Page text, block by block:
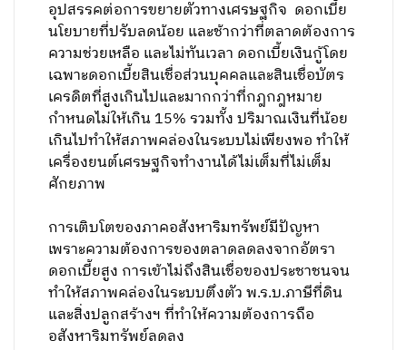
อุปสรรคต่อการขยายตัวทางเศรษฐกิจ ดอกเบี้ย
นโยบายที่ปรับลดน้อย และช้ากว่าที่ตลาดต้องการ
ความช่วยเหลือ และไม่ทันเวลา ดอกเบี้ยเงินกู้โดย
เฉพาะดอกเบี้ยสินเชื่อส่วนบุคคลและสินเชื่อบัตร
เครดิตที่สูงเกินไปและมากกว่าที่กฎกฎหมาย
กำหนดไม่ให้เกิน 15% รวมทั้ง ปริมาณเงินที่น้อย
เกินไปทำให้สภาพคล่องในระบบไม่เพียงพอ ทำให้
เครื่องยนต์เศรษฐกิจทำงานได้ไม่เต็มที่ไม่เต็ม
ศักยภาพ
การเติบโตของภาคอสังหาริมทรัพย์มีปัญหา
เพราะความต้องการของตลาดลดลงจากอัตรา
ดอกเบี้ยสูง การเข้าไม่ถึงสินเชื่อของประชาชนจน
ทำให้สภาพคล่องในระบบตึงตัว พ.ร.บ.ภาษีที่ดิน
และสิ่งปลูกสร้างฯ ที่ทำให้ความต้องการถือ
อสังหาริมทรัพย์ลดลง